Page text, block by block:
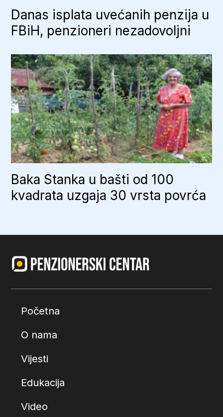
Danas isplata uvećanih penzija u
FBiH, penzioneri nezadovoljni
Baka Stanka u bašti od 100
kvadrata uzgaja 30 vrsta povrća
Početna
O nama
Vijesti
Edukacija
Video